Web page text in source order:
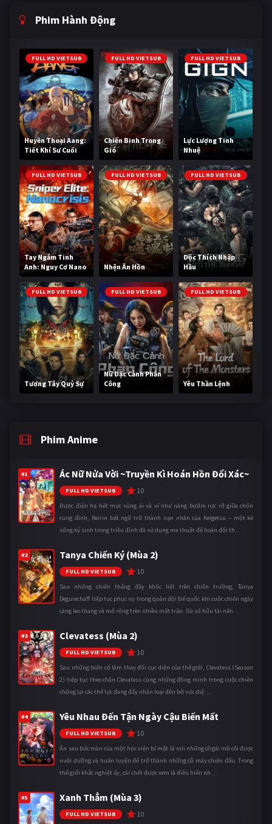
Phim Hành Động
FULL HD VIETSUB
Huyền Thoại Aang:
Tiết Khí Sư Cuối
Cùng
FULL HD VIETSUB
Chiến Binh Trong
Gió
FULL HD VIETSUB
Lực Lượng Tinh
Nhuệ
FULL HD VIETSUB
Tay Ngắm Tinh
Anh: Nguy Cơ Nano
FULL HD VIETSUB
Nhện Ăn Hồn
FULL HD VIETSUB
Độc Thích Nhập
Hầu
FULL HD VIETSUB
Tương Tây Quỷ Sự
FULL HD VIETSUB
Nữ Đặc Cảnh Phản
Công
FULL HD VIETSUB
Yêu Thần Lệnh
Phim Anime
#1 Ác Nữ Nửa Vời ~Truyền Kì Hoán Hồn Đổi Xác~
FULL HD VIETSUB 10
Được điện hạ hết mực sủng ái và ví như nàng bướm rực rỡ giữa chốn
cung đình, Reirin bất ngờ trở thành nạn nhân của Keigetsu – một kẻ
sống ký sinh trong triều đình đã sử dụng ma thuật để hoán đổi th ...
#2 Tanya Chiến Ký (Mùa 2)
FULL HD VIETSUB 10
Sau những chiến thắng đầy khốc liệt trên chiến trường, Tanya
Degurechaff tiếp tục phục vụ trong quân đội Đế quốc khi cuộc chiến ngày
càng leo thang và mở rộng trên nhiều mặt trận. Dù sở hữu tài năn ...
#3 Clevatess (Mùa 2)
FULL HD VIETSUB 10
Sau những biến cố làm thay đổi cục diện của thế giới, Clevatess (Season
2) tiếp tục theo chân Clevatess cùng những đồng minh trong cuộc chiến
chống lại các thế lực đang đẩy nhân loại đến bờ vực diệ ...
#4 Yêu Nhau Đến Tận Ngày Cậu Biến Mất
FULL HD VIETSUB 10
Ẩn sau bức màn của một học viện bí mật là nơi những cô gái mồ côi được
nuôi dưỡng và huấn luyện để trở thành những cỗ máy chiến đấu. Trong
thế giới khắc nghiệt ấy, cái chết được xem là điều hiển nh ...
#5 Xanh Thẳm (Mùa 3)
FULL HD VIETSUB 10